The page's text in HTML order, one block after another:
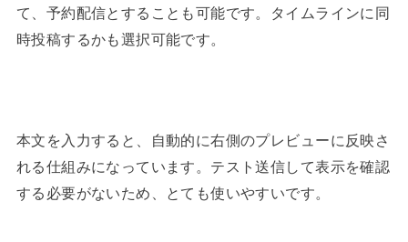
て、予約配信とすることも可能です。タイムラインに同
時投稿するかも選択可能です。
本文を入力すると、自動的に右側のプレビューに反映さ
れる仕組みになっています。テスト送信して表示を確認
する必要がないため、とても使いやすいです。